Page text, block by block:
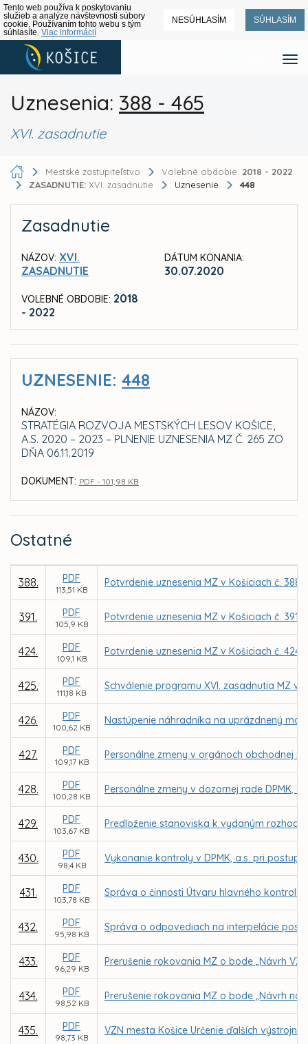
Tento web používa k poskytovaniu
služieb a analýze návštevnosti súbory
cookie. Používaním tohto webu s tým
súhlasíte. Viac informácií
NESÚHLASÍM SÚHLASÍM
Uznesenia: 388 - 465
XVI. zasadnutie
Mestské zastupiteľstvo Volebné obdobie: 2018 - 2022
ZASADNUTIE: XVI. zasadnutie Uznesenie 448
Zasadnutie
NÁZOV: XVI.
ZASADNUTIE
VOLEBNÉ OBDOBIE: 2018
- 2022
DÁTUM KONANIA:
30.07.2020
UZNESENIE: 448
NÁZOV:
STRATÉGIA ROZVOJA MESTSKÝCH LESOV KOŠICE,
A.S. 2020 – 2023 – PLNENIE UZNESENIA MZ Č. 265 ZO
DŇA 06.11.2019
DOKUMENT: PDF - 101,98 KB
Ostatné
388. PDF
113,51 KB
Potvrdenie uznesenia MZ v Košiciach č.
391. PDF
105,9 KB
Potvrdenie uznesenia MZ v Košiciach č.
424. PDF
109,1 KB
Potvrdenie uznesenia MZ v Košiciach č.
425. PDF
111,18 KB
Schválenie programu XVI. zasadnutia MZ v
426. PDF
100,62 KB
Nastúpenie náhradníka na uprázdnený
427. PDF
109,17 KB
Personálne zmeny v orgánoch obchodnej
428. PDF
100,28 KB
Personálne zmeny v dozornej rade DPMK,
429. PDF
103,67 KB
Predloženie stanoviska k vydaným
430. PDF
98,4 KB
Vykonanie kontroly v DPMK, a.s. pri
431. PDF
103,78 KB
Správa o činnosti Útvaru hlavného
432. PDF
95,98 KB
Správa o odpovediach na interpelácie
433. PDF
96,29 KB
Prerušenie rokovania MZ o bode „Návrh
434. PDF
98,52 KB
Prerušenie rokovania MZ o bode „Návrh
435. PDF
98,73 KB
VZN mesta Košice Určenie ďalších